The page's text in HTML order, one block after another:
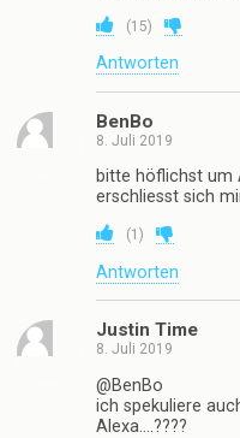
(15)
Antworten
BenBo
8. Juli 2019
bitte höflichst um
erschliesst sich
(1 )
Antworten
Justin Time
8. Juli 2019
@BenBo
ich spekuliere
Alexa….????